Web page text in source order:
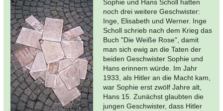
Sophie und Hans Scholl hatten
noch drei weitere Geschwister:
Inge, Elisabeth und Werner. Inge
Scholl schrieb nach dem Krieg das
Buch "Die Weiße Rose", damit
man sich ewig an die Taten der
beiden Geschwister Sophie und
Hans erinnern würde. Im Jahr
1933, als Hitler an die Macht kam,
war Sophie erst zwölf Jahre alt,
Hans 15. Zunächst glaubten die
jungen Geschwister, dass Hitler